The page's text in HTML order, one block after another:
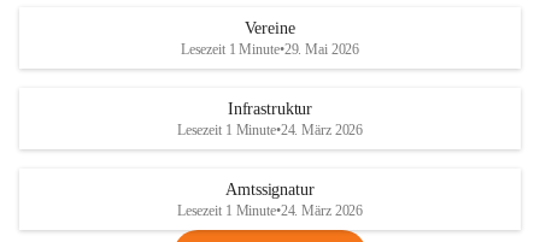
Vereine
Lesezeit 1 Minute•29. Mai 2026
Infrastruktur
Lesezeit 1 Minute•24. März 2026
Amtssignatur
Lesezeit 1 Minute•24. März 2026